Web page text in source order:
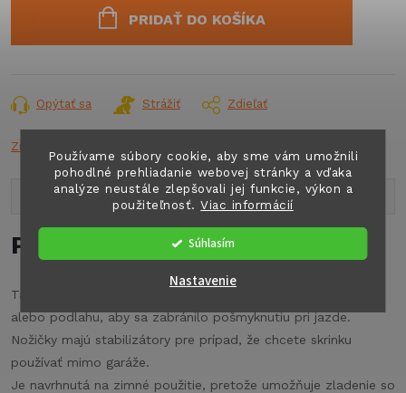
Používame súbory cookie, aby sme vám umožnili
pohodlné prehliadanie webovej stránky a vďaka
analýze neustále zlepšovali jej funkcie, výkon a
použiteľnosť.Viac informácií
Súhlasím
Nastavenie
PRIDAŤ DO KOŠÍKA
Opýtať sa Strážiť Zdieľať
Značka:
Popis produktu
Podrobný popis
Táto skladacia skrinka má 8 krúžkov na upevnenie na steny
alebo podlahu, aby sa zabránilo pošmyknutiu pri jazde.
Nožičky majú stabilizátory pre prípad, že chcete skrinku
používať mimo garáže.
Je navrhnutá na zimné použitie, pretože umožňuje zladenie so